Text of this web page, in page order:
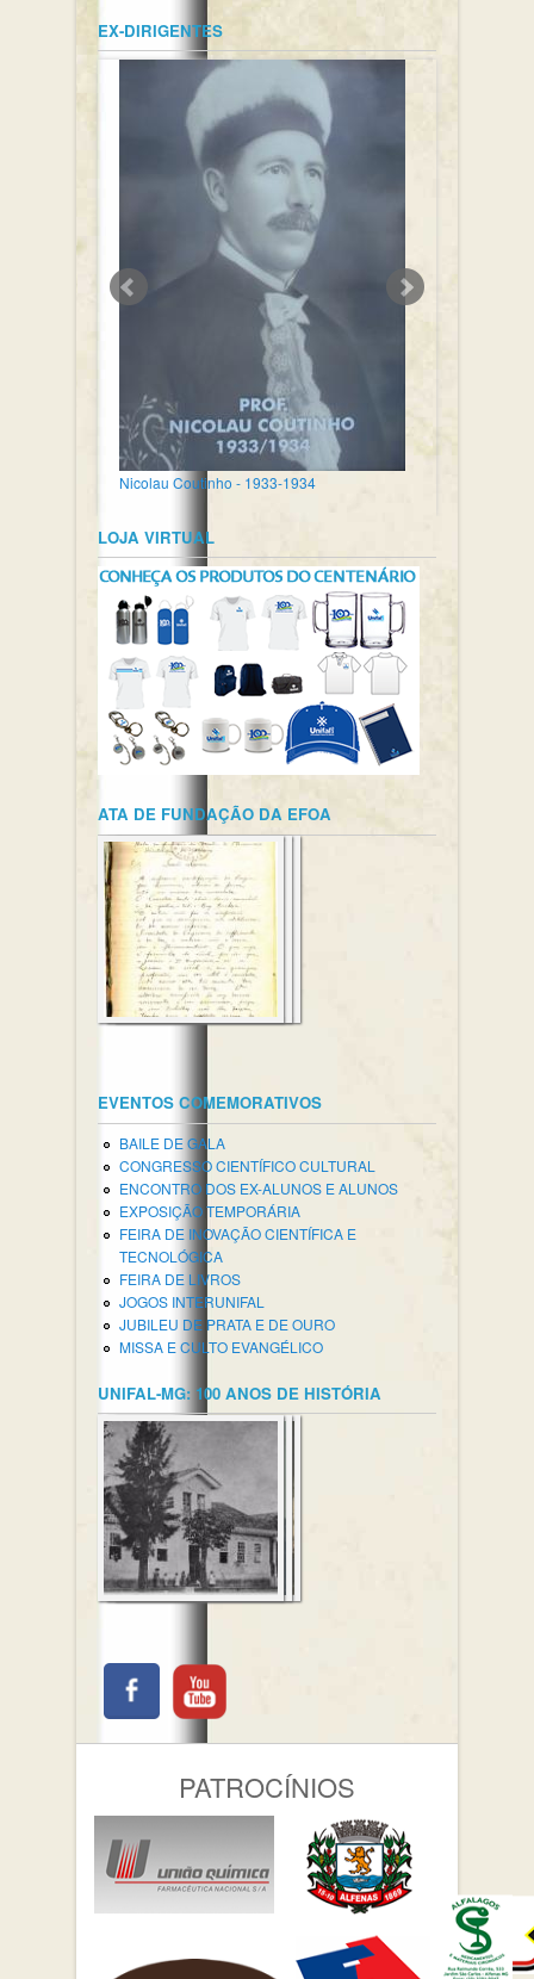
EX-DIRIGENTES
Nicolau Coutinho - 1933-1934
LOJA VIRTUAL
ATA DE FUNDAÇÃO DA EFOA
EVENTOS COMEMORATIVOS
BAILE DE GALA
CONGRESSO CIENTÍFICO CULTURAL
ENCONTRO DOS EX-ALUNOS E ALUNOS
EXPOSIÇÃO TEMPORÁRIA
FEIRA DE INOVAÇÃO CIENTÍFICA E
TECNOLÓGICA
FEIRA DE LIVROS
JOGOS INTERUNIFAL
JUBILEU DE PRATA E DE OURO
MISSA E CULTO EVANGÉLICO
UNIFAL-MG: 100 ANOS DE HISTÓRIA
PATROCÍNIOS